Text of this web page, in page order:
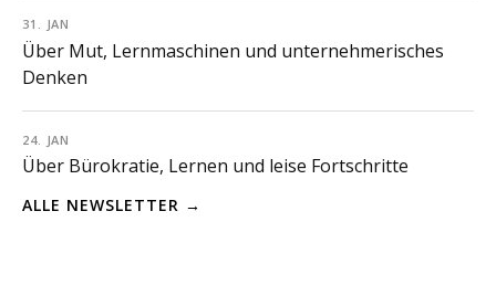
31. JAN
Über Mut, Lernmaschinen und unternehmerisches
Denken
24. JAN
Über Bürokratie, Lernen und leise Fortschritte
ALLE NEWSLETTER →